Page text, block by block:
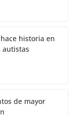
historia en
autistas
de mayor